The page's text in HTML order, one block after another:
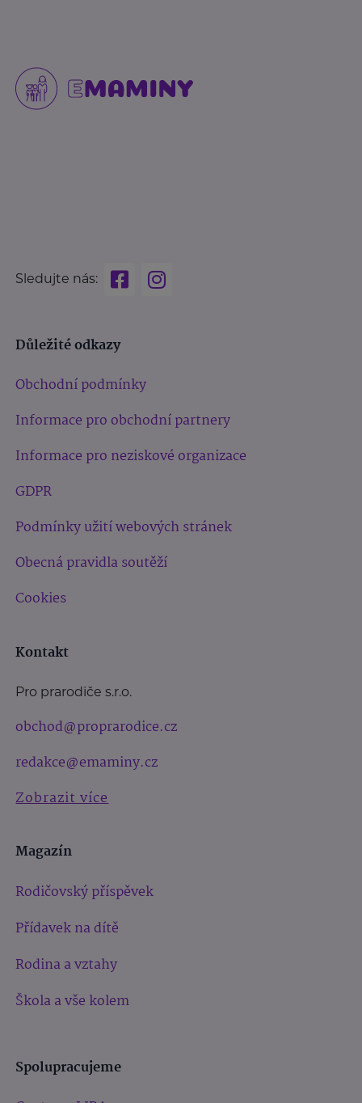
Sledujte nás:
Důležité odkazy
Obchodní podmínky
Informace pro obchodní partnery
Informace pro neziskové organizace
GDPR
Podmínky užití webových stránek
Obecná pravidla soutěží
Cookies
Kontakt
Pro prarodiče s.r.o.
obchod@proprarodice.cz
redakce@emaminy.cz
Zobrazit více
Magazín
Rodičovský příspěvek
Přídavek na dítě
Rodina a vztahy
Škola a vše kolem
Spolupracujeme